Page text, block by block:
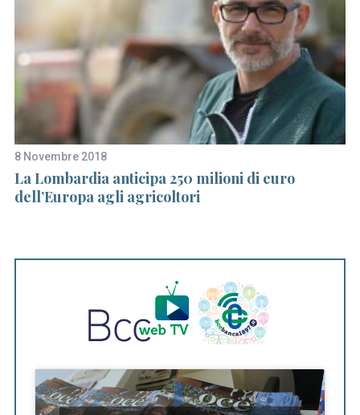
8 Novembre 2018
La Lombardia anticipa 250 milioni di euro
dell’Europa agli agricoltori